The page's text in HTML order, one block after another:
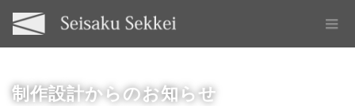
制作設計からのお知らせ